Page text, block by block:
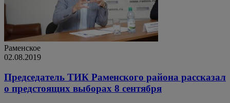
Раменское
02.08.2019
Председатель ТИК Раменского района рассказал
о предстоящих выборах 8 сентября